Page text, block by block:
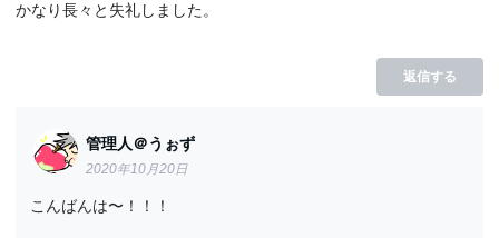
かなり長々と失礼しました。
返信する
管理人＠うぉず
2020年10月20日
こんばんは〜！！！